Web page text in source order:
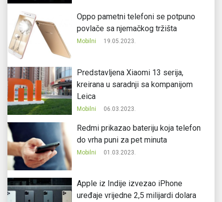
Oppo pametni telefoni se potpuno
povlače sa njemačkog tržišta
Mobilni 19.05.2023.
Predstavljena Xiaomi 13 serija,
kreirana u saradnji sa kompanijom
Leica
Mobilni 06.03.2023.
Redmi prikazao bateriju koja telefon
do vrha puni za pet minuta
Mobilni 01.03.2023.
Apple iz Indije izvezao iPhone
uređaje vrijedne 2,5 milijardi dolara